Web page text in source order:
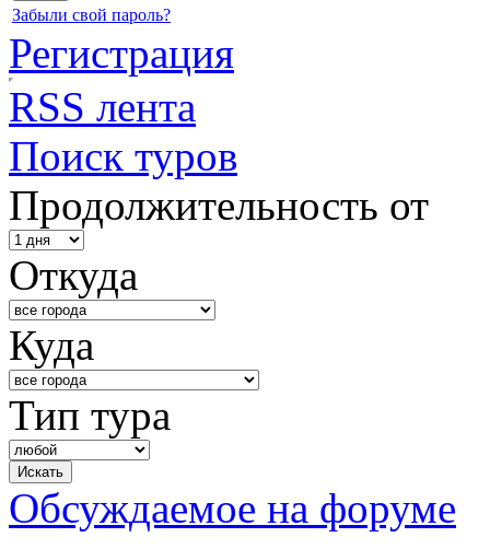
Забыли свой пароль?
Регистрация
RSS лента
Поиск туров
Продолжительность от
Откуда
Куда
Тип тура
Обсуждаемое на форуме